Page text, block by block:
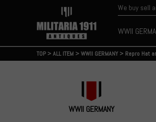
We buy sell
WWII
TOP>ALL ITEM >WWII GERMANY > Repro Hat
WWII GERMANY